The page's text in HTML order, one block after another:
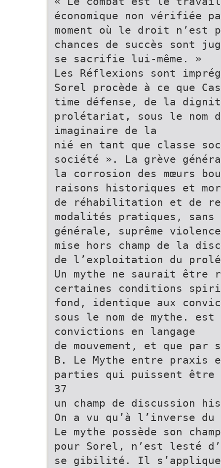
économique non vérifiée
moment où le droit
chances de succès sont
se sacrifie lui-même. »
Les Réflexions sont
Sorel procède à ce que
time défense, de la
prolétariat, sous le nom
imaginaire de la
nié en tant que classe
société ». La grève
la corrosion des mœurs
raisons historiques et
de réhabilitation et de
modalités pratiques,
générale, suprême
mise hors champ de la
de l’exploitation du
Un mythe ne saurait être
certaines conditions
fond, identique aux
sous le nom de mythe.
convictions en langage
de mouvement, et que
B. Le Mythe entre praxis
parties qui puissent être
37
un champ de discussion
On a vu qu’à l’inverse
Le mythe possède son
pour Sorel, n’est lesté
se gibilité. Il s’applique